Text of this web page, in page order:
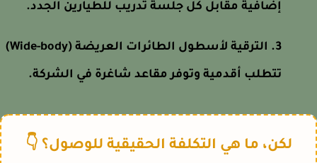
إضافية مقابل كل جلسة تدريب للطيارين الجدد.
الترقية لأسطول الطائرات العريضة (Wide-body)
تتطلب أقدمية وتوفر مقاعد شاغرة في الشركة.
لكن، ما هي التكلفة الحقيقية للوصول؟ 👇